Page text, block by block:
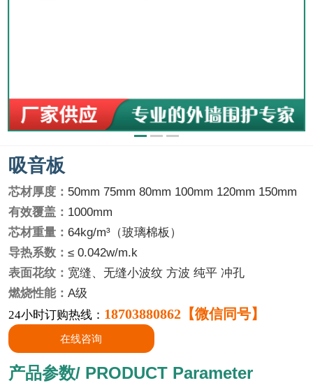
吸音板
芯材厚度： 50mm 75mm 80mm 100mm 120mm 150mm
有效覆盖： 1000mm
芯材重量： 64kg/m³（玻璃棉板）
导热系数： ≤ 0.042w/m.k
表面花纹： 宽缝、无缝小波纹 方波 纯平 冲孔
燃烧性能： A级
24小时订购热线： 18703880862【微信同号】
在线咨询
产品参数/ PRODUCT Parameter